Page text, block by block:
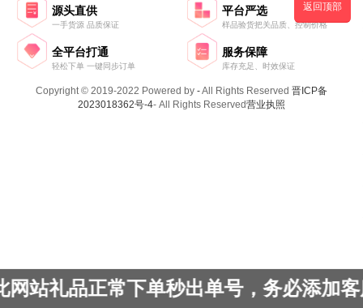
源头直供
一手货源 品质保证
平台严选
样品验货把关品质、控制价格
全平台打通
轻松下单 一键同步订单
服务保障
库存充足、时效保证
Copyright © 2019-2022 Powered by -All Rights Reserved 晋ICP备
2023018362号-4- All Rights Reserved营业执照
站礼品正常下单秒出单号，务必添加
返回顶部